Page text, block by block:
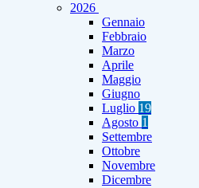
2026
Gennaio
Febbraio
Marzo
Aprile
Maggio
Giugno
Luglio 19
Agosto 1
Settembre
Ottobre
Novembre
Dicembre